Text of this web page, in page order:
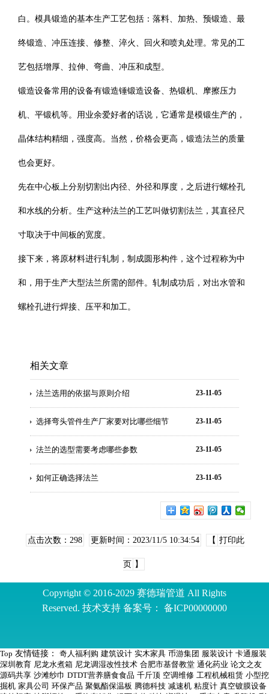
白。模具锻造的基本生产工艺包括：落料、加热、预锻造、最
终锻造、冲压连接、修整、淬火、回火和喷丸处理。常见的工
艺包括增厚、拉伸、弯曲、冲压和成型。
锻造设备常用的设备有锻造锤锻造设备、热锻机、摩擦压力
机、平锻机等。用业余爱好者的话说，它通常是模锻生产的，
晶体结构精细，强度高。当然，价格会更高，锻造法兰的质量
也会更好。
先在中心板上分别切割出内径、外径和厚度，之后进行螺栓孔
和水线的分析。生产这种法兰的工艺叫做切割法兰，其直径尺
寸取决于中间板的宽度。
接下来，将原材料进行轧制，制成圆形构件，这个过程称为中
和，用于生产大型法兰所需的部件。轧制成功后，对出水管和
螺栓孔进行焊接、压平和加工。
相关文章
23-11-05
法兰选用的依据与原则介绍
23-11-05
选择弯头管件生产厂家要对比哪些细节
23-11-05
法兰的选型需要考虑哪些参数
23-11-05
如何正确选择法兰
点击次数： 298 更新时间：2023/11/5 10:34:54 【 打印此
页 】
Copyright © 2016-2029 赛德瑞管道 All Rights
Reserved. 技术支持 备案号： 备ICP00000000
Top 友情链接： 奇人福利购 建筑设计 实木家具 币游集团 服装设计 卡通服装
深圳教育 尼龙水煮箱 尼龙调湿改性技术 合肥市基督教堂 通化药业 论文之友
源码共享 沙滩纱巾 DTDT营养膳食食品 千斤顶 空调维修 工程机械租赁 小型挖
掘机 家具公司 环保产品 聚氨酯保温板 腾德科技 减速机 粘度计 真空镀膜设备